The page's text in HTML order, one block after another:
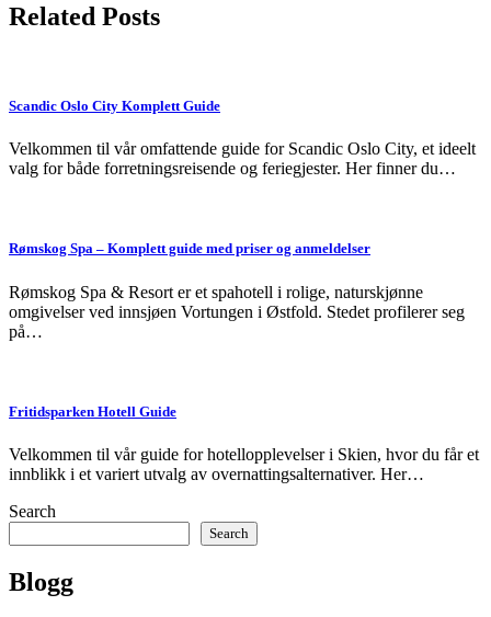
Related Posts
Scandic Oslo City Komplett Guide
Velkommen til vår omfattende guide for Scandic Oslo City, et ideelt
valg for både forretningsreisende og feriegjester. Her finner du…
Rømskog Spa – Komplett guide med priser og anmeldelser
Rømskog Spa & Resort er et spahotell i rolige, naturskjønne
omgivelser ved innsjøen Vortungen i Østfold. Stedet profilerer seg
på…
Fritidsparken Hotell Guide
Velkommen til vår guide for hotellopplevelser i Skien, hvor du får et
innblikk i et variert utvalg av overnattingsalternativer. Her…
Search
Search
Blogg